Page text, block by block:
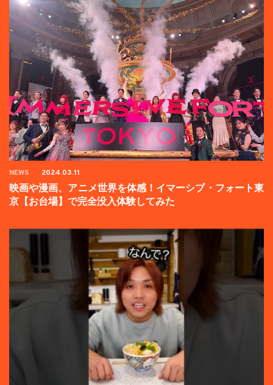
NEWS 2024.03.11
映画や漫画、アニメ世界を体感！イマーシブ・フォート東
京【お台場】で完全没入体験してみた